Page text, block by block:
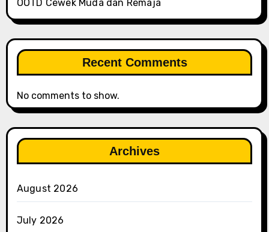
OOTD Cewek Muda dan Remaja
Recent Comments
No comments to show.
Archives
August 2026
July 2026